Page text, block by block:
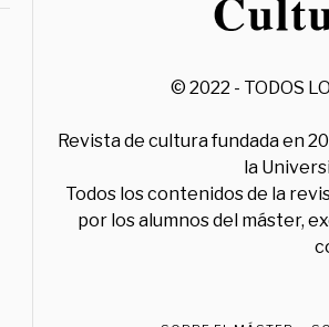
© 2022 - TODOS
Revista de cultura fundada en
la
Todos los contenidos de la
por los alumnos del máster,